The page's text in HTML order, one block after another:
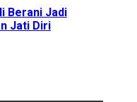
Berani Jadi
Jati Diri